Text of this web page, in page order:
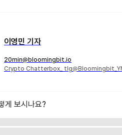
이영민 기자
20min@bloomingbit.io
Crypto Chatterbox_
게 보시나요?